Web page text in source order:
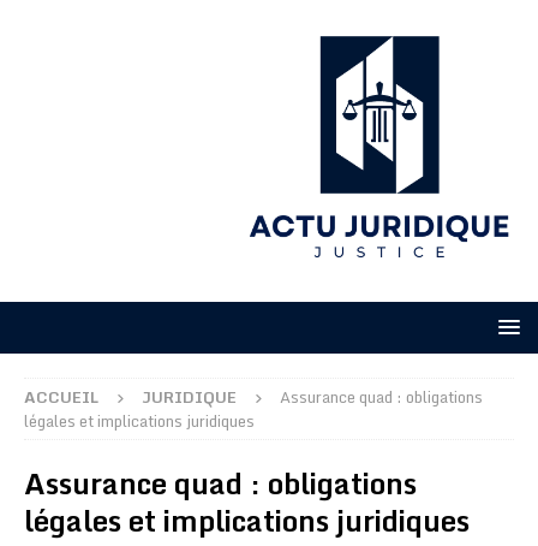
ACCUEIL JURIDIQUE
Assurance quad : obligations
légales et implications juridiques
Assurance quad : obligations
légales et implications juridiques